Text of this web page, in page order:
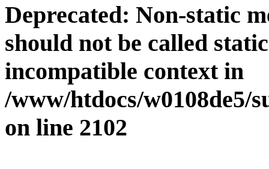
Deprecated: Non-static
should not be called
incompatible context in
/www/htdocs/w0108de5/
on line 2102